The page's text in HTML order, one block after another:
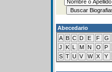
Abecedario
A B C D E F G
J
K L M N O P
S T U V W X Y